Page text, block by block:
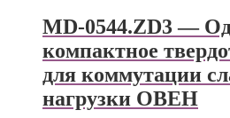
MD-0544.ZD3 —
компактное
для коммутации
нагрузки ОВЕН